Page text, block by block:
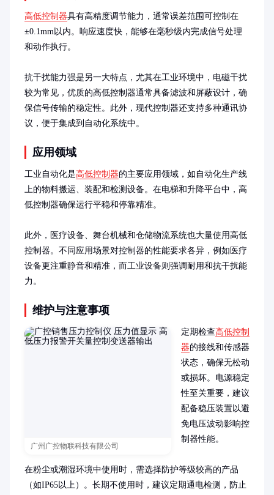
高低控制器具有高精度调节能力，通常误差范围可控制在
±0.1mm以内。响应速度快，能够在毫秒级内完成信号处理
和动作执行。
抗干扰能力强是另一大特点，尤其在工业环境中，电磁干扰
较为常见，优质的高低控制器通常具备滤波和屏蔽设计，确
保信号传输的稳定性。此外，现代控制器还支持多种通讯协
议，便于集成到自动化系统中。
应用领域
工业自动化是高低控制器的主要应用领域，如自动化生产线
上的物料搬运、装配和检测设备。在电梯和升降平台中，高
低控制器确保运行平稳和停靠精准。
此外，医疗设备、舞台机械和仓储物流系统也大量使用高低
控制器。不同应用场景对控制器的性能要求各异，例如医疗
设备更注重静音和精准，而工业设备则强调耐用和抗干扰能
力。
维护与注意事项
广州广控物联科技有限公司
定期检查高低控制
器的接线和传感器
状态，确保无松动
或损坏。电源稳定
性至关重要，建议
配备稳压装置以避
免电压波动影响控
制器性能。
在粉尘或潮湿环境中使用时，需选择防护等级较高的产品
（如IP65以上）。长期不使用时，建议定期通电检测，防止